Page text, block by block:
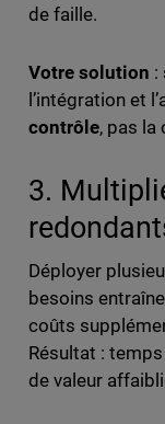
de faille.
Votre solution :
l’intégration et
contrôle, pas la
3.
Déployer
besoins
coûts
Résultat :
de valeur